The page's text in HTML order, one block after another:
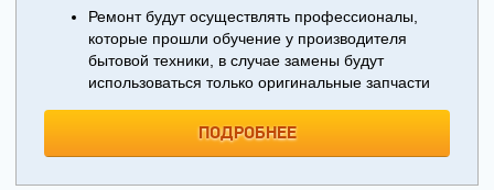
Ремонт будут осуществлять профессионалы,
которые прошли обучение у производителя
бытовой техники, в случае замены будут
использоваться только оригинальные запчасти
ПОДРОБНЕЕ